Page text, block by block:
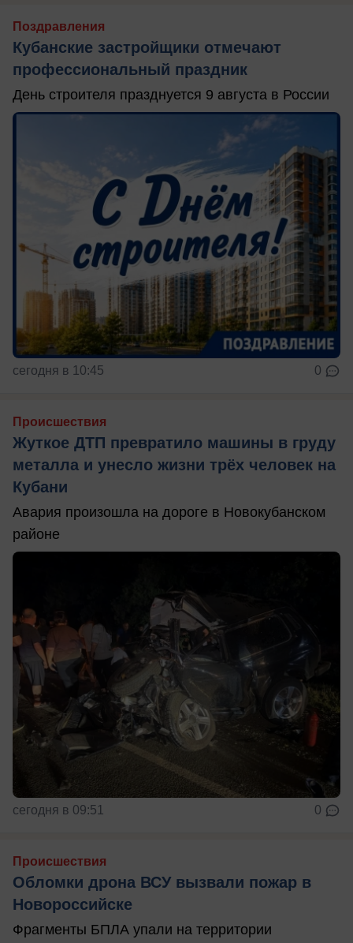
Поздравления
Кубанские застройщики отмечают
профессиональный праздник
День строителя празднуется 9 августа в России
сегодня в 10:45 0
Происшествия
Жуткое ДТП превратило машины в груду
металла и унесло жизни трёх человек на
Кубани
Авария произошла на дороге в Новокубанском
районе
сегодня в 09:51 0
Происшествия
Обломки дрона ВСУ вызвали пожар в
Новороссийске
Фрагменты БПЛА упали на территории